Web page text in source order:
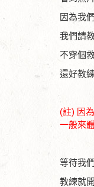
因為我
我們請
不穿個
還好教
(註) 因
一般來
等待我
教練就